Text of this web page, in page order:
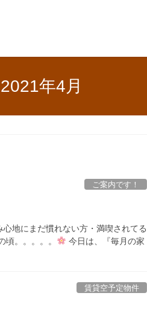
2021年4月
ご案内です！
心地にまだ慣れない方・満喫されてる
。。。。。
今日は、『毎月の家
賃貸空予定物件